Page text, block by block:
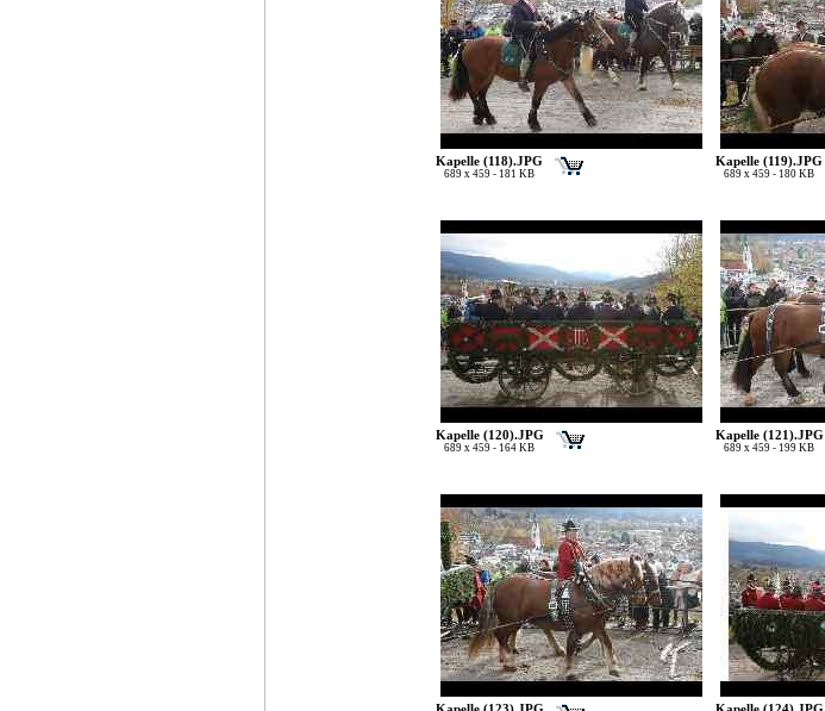
Kapelle (118).JPG
689 x 459 - 181 KB
Kapelle (119).JPG
689 x 459 - 180 KB
Kapelle (120).JPG
689 x 459 - 164 KB
Kapelle (121).JPG
689 x 459 - 199 KB